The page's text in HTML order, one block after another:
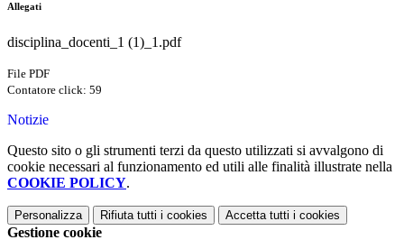
Allegati
disciplina_docenti_1 (1)_1.pdf
File PDF
Contatore click: 59
Notizie
Questo sito o gli strumenti terzi da questo utilizzati si avvalgono di
cookie necessari al funzionamento ed utili alle finalità illustrate nella
COOKIE POLICY.
Personalizza Rifiuta tutti i cookies Accetta tutti i cookies
Gestione cookie